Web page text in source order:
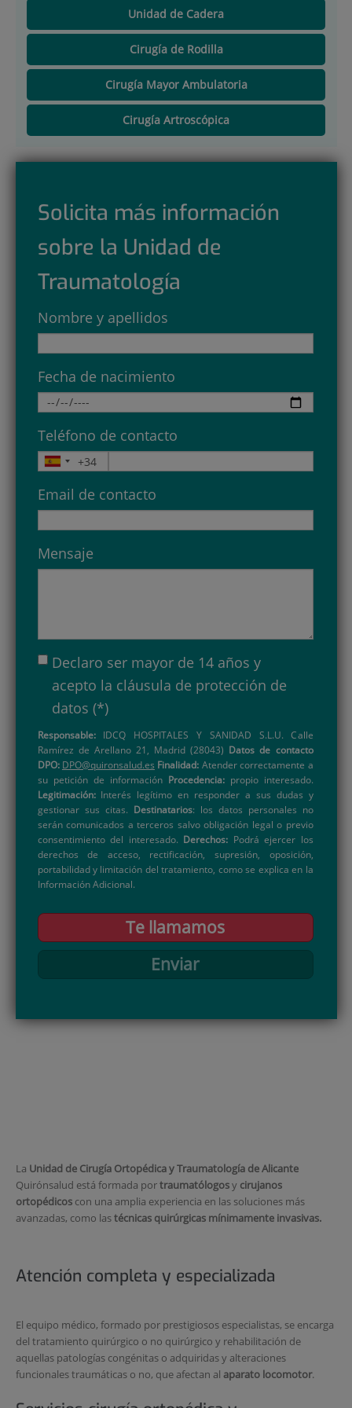
Unidad de Cadera
Cirugía de Rodilla
Cirugía Mayor Ambulatoria
Cirugía Artroscópica
Solicita más información
sobre la Unidad de
Traumatología
Nombre y apellidos
Fecha de nacimiento
Teléfono de contacto
Email de contacto
Mensaje
Declaro ser mayor de 14 años y
acepto la cláusula de protección de
datos (*)
Responsable:IDCQ HOSPITALES Y SANIDAD S.L.U. Calle
Ramírez de Arellano 21, Madrid (28043) Datos de contacto
DPO: DPO@quironsalud.es Finalidad: Atender correctamente a
su petición de información Procedencia:propio interesado.
Legitimación:Interés legítimo en responder a sus dudas y
gestionar sus citas. Destinatarios: los datos personales no
serán comunicados a terceros salvo obligación legal o previo
consentimiento del interesado. Derechos: Podrá ejercer los
derechos de acceso, rectificación, supresión, oposición,
portabilidad y limitación del tratamiento, como se explica en la
Información Adicional.
Te llamamos
Enviar
La Unidad de Cirugía Ortopédica y Traumatología de Alicante
Quirónsalud está formada portraumatólogosy cirujanos
ortopédicoscon una amplia experiencia en las soluciones más
avanzadas, como lastécnicas quirúrgicas mínimamente invasivas.
Atención completa y especializada
El equipo médico, formado por prestigiosos especialistas, se encarga
del tratamiento quirúrgico o no quirúrgico y rehabilitación de
aquellas patologías congénitas o adquiridas y alteraciones
funcionales traumáticas o no, que afectan al aparato locomotor.